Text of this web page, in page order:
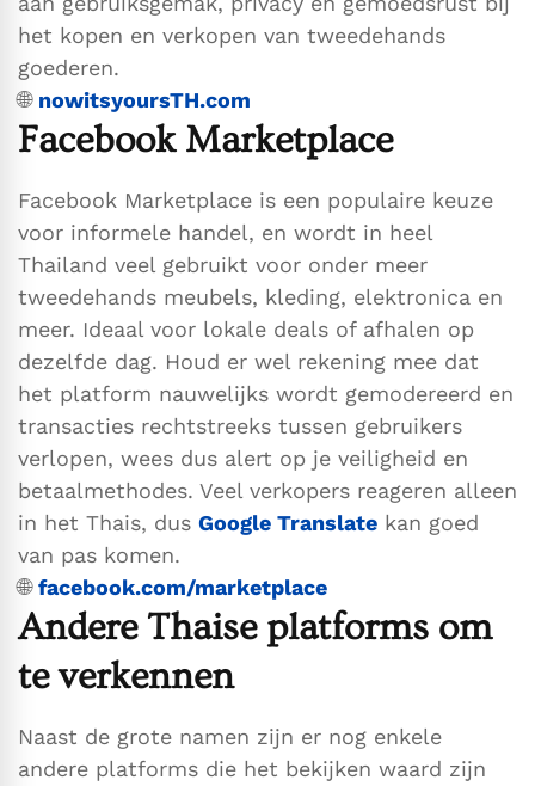
het kopen en verkopen van tweedehands
goederen.
🌐 nowitsyoursTH.com
Facebook Marketplace
Facebook Marketplace is een populaire keuze
voor informele handel, en wordt in heel
Thailand veel gebruikt voor onder meer
tweedehands meubels, kleding, elektronica en
meer. Ideaal voor lokale deals of afhalen op
dezelfde dag. Houd er wel rekening mee dat
het platform nauwelijks wordt gemodereerd en
transacties rechtstreeks tussen gebruikers
verlopen, wees dus alert op je veiligheid en
betaalmethodes. Veel verkopers reageren alleen
in het Thais, dus Google Translate kan goed
van pas komen.
🌐facebook.com/marketplace
Andere Thaise platforms om
te verkennen
Naast de grote namen zijn er nog enkele
andere platforms die het bekijken waard zijn